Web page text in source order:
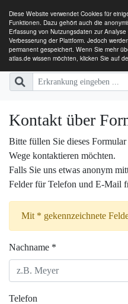
Diese Website verwendet Cookies für
Funktionen. Dazu gehört auch die
Erfassung von Nutzungsdaten zur Analyse
Verbesserung der Plattform. Jedoch
permanent gespeichert. Wenn Sie mehr
atlas.de wissen möchten, klicken Sie auf
SE-ATLAS
Kontakt über
Bitte füllen Sie dieses
Wege kontaktieren möchten.
Falls Sie uns etwas anonym
Felder für Telefon und E-Mail
Mit * gekennzeichnete
Nachname *
Telefon